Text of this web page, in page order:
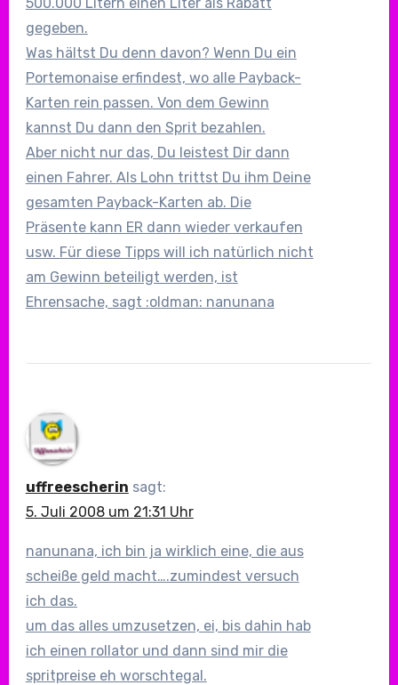
gegeben.
Was hältst Du denn davon? Wenn Du ein
Portemonaise erfindest, wo alle Payback-
Karten rein passen. Von dem Gewinn
kannst Du dann den Sprit bezahlen.
Aber nicht nur das, Du leistest Dir dann
einen Fahrer. Als Lohn trittst Du ihm Deine
gesamten Payback-Karten ab. Die
Präsente kann ER dann wieder verkaufen
usw. Für diese Tipps will ich natürlich nicht
am Gewinn beteiligt werden, ist
Ehrensache, sagt :oldman: nanunana
uffreescherin sagt:
5. Juli 2008 um 21:31 Uhr
nanunana, ich bin ja wirklich eine, die aus
scheiße geld macht….zumindest versuch
ich das.
um das alles umzusetzen, ei, bis dahin hab
ich einen rollator und dann sind mir die
spritpreise eh worschtegal.